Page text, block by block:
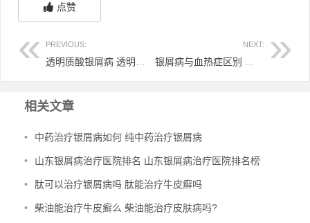
点赞
PREVIOUS: NEXT:
相关文章
• 中药治疗银屑病如何 纯中药治疗银屑病
• 山东银屑病治疗医院排名 山东银屑病治疗医院排名榜
• 肽可以治疗银屑病吗 肽能治疗牛皮癣吗
• 柴油能治疗牛皮癣么 柴油能治疗皮肤病吗?